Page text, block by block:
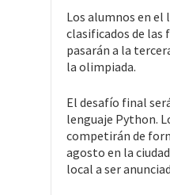
Los alumnos en el
clasificados de las
pasarán a la
la olimpiada.
El desafío final
lenguaje Python​.
competirán de
agosto en la
local a ser